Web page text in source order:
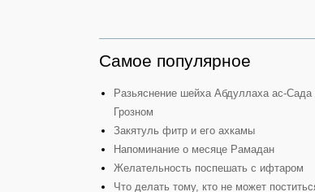
Самое популярное
Разьяснение шейха Абдуллаха ас-Сада
Грозном
Закятуль фитр и его ахкамы
Напоминание о месяце Рамадан
Желательность поспешать с ифтаром
Что делать тому, кто не может